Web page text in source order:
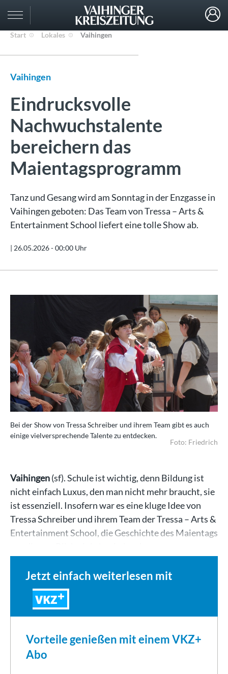
Start Lokales Vaihingen
Vaihingen
Eindrucksvolle
Nachwuchstalente
bereichern das
Maientagsprogramm
Tanz und Gesang wird am Sonntag in der Enzgasse in
Vaihingen geboten: Das Team von Tressa – Arts &
Entertainment School liefert eine tolle Show ab.
| 26.05.2026 - 00:00 Uhr
Bei der Show von Tressa Schreiber und ihrem Team gibt es auch
einige vielversprechende Talente zu entdecken.
Foto: Friedrich
Vaihingen(sf). Schule ist wichtig, denn Bildung ist
nicht einfach Luxus, den man nicht mehr braucht, sie
ist essenziell. Insofern war es eine kluge Idee von
Tressa Schreiber und ihrem Team der Tressa – Arts &
Entertainment School, die Geschichte des Maientags
Jetzt einfach weiterlesen mit
VKZ
Vorteile genießen mit einem VKZ+
Abo